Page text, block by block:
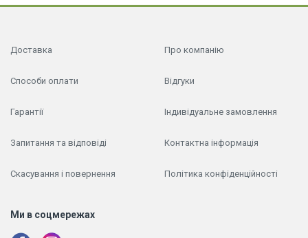
Доставка
Способи оплати
Гарантії
Запитання та відповіді
Скасування і повернення
Про компанію
Відгуки
Індивідуальне замовлення
Контактна інформація
Політика конфіденційності
Ми в соцмережах